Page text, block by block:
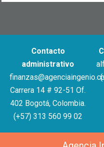
Contacto
administrativo
Carrera 14 # 92-51 Of.
402 Bogotá, Colombia.
(+57) 313 560 99 02